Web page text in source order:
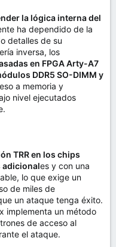
la lógica interna del
ha dependido de la
detalles de su
inversa, los
en FPGA Arty-A7
DDR5 SO-DIMM y
a memoria y
nivel ejecutados
TRR en los chips
adicionales y con una
lo que exige un
de miles de
un ataque tenga éxito.
implementa un método
de acceso al
el ataque.